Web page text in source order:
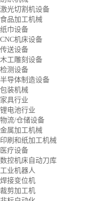
激光切割机设备
食品加工机械
纸巾设备
CNC机床设备
传送设备
木工雕刻设备
检测设备
半导体制造设备
包装机械
家具行业
锂电池行业
物流/仓储设备
金属加工机械
印刷和纸加工机械
医疗设备
数控机床自动刀库
工业机器人
焊接变位机
裁剪加工机